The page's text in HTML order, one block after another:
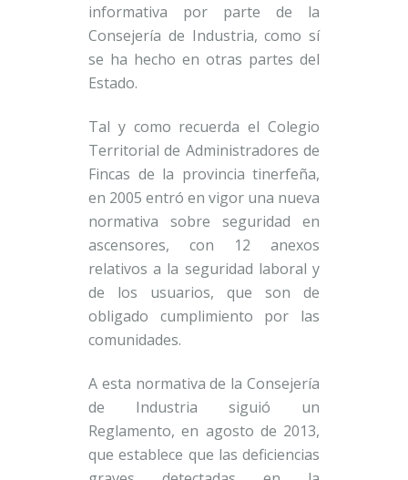
informativa por parte de la
Consejería de Industria, como sí
se ha hecho en otras partes del
Estado.
Tal y como recuerda el Colegio
Territorial de Administradores de
Fincas de la provincia tinerfeña,
en 2005 entró en vigor una nueva
normativa sobre seguridad en
ascensores, con 12 anexos
relativos a la seguridad laboral y
de los usuarios, que son de
obligado cumplimiento por las
comunidades.
A esta normativa de la Consejería
de Industria siguió un
Reglamento, en agosto de 2013,
que establece que las deficiencias